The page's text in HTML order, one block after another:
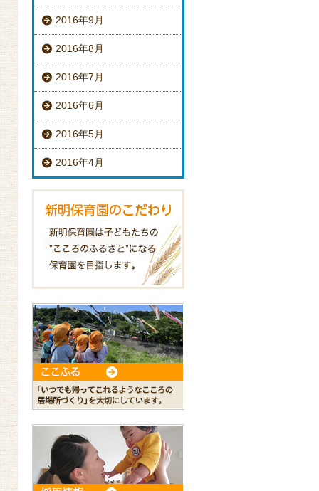
2016年9月
2016年8月
2016年7月
2016年6月
2016年5月
2016年4月